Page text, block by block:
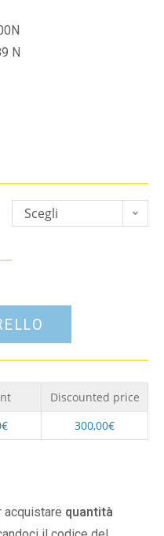
N
Scegli
Discounted price
€ 300,00€
acquistare quantità